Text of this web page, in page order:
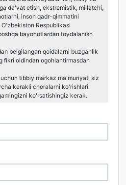
da'vat etish, ekstremistik, millatchi,
inson qadr-qimmatini
Respublikasi
bayonotlardan foydalanish
belgilangan qoidalarni buzganlik
fikri oldindan ogohlantirmasdan
tibbiy markaz ma'muriyati siz
kerakli choralarni ko'rishlari
ko'rsatishingiz kerak.